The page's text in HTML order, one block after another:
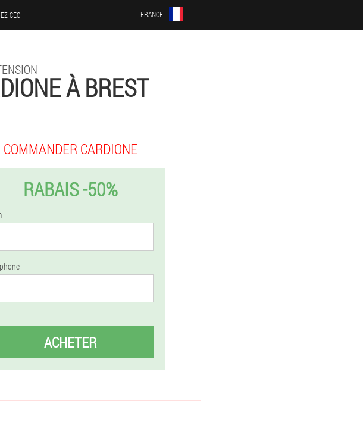
CECI FRANCE
À BREST
COMMANDER CARDIONE
RABAIS -50%
ACHETER